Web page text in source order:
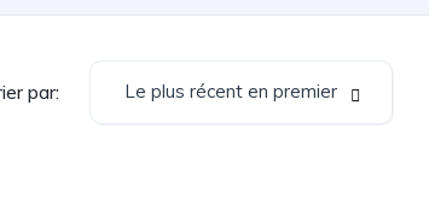
par: Le plus récent en premier